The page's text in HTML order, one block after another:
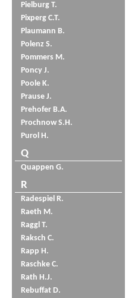
Pielburg T.
Pixperg C.T.
Plaumann B.
Polenz S.
Pommers M.
Poncy J.
Poole K.
Prause J.
Prehofer B.A.
Prochnow S.H.
Purol H.
Q
Quappen G.
R
Radespiel R.
Raeth M.
Raggl T.
Raksch C.
Rapp H.
Raschke C.
Rath H.J.
Rebuffat D.